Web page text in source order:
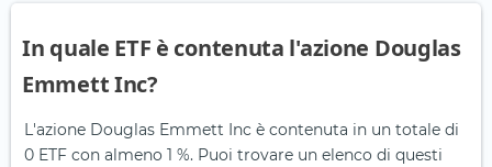
In quale ETF è contenuta l'azione Douglas
Emmett Inc?
L'azione Douglas Emmett Inc è contenuta in un totale di
0 ETF con almeno 1 %. Puoi trovare un elenco di questi